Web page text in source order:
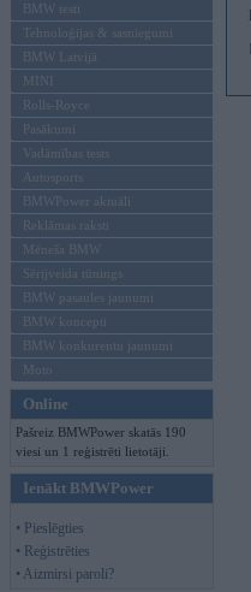
BMW testi
Tehnoloģijas & sasniegumi
BMW Latvijā
MINI
Rolls-Royce
Pasākumi
Vadāmības tests
Autosports
BMWPower aktuāli
Reklāmas raksti
Mēneša BMW
Sērijveida tūnings
BMW pasaules jaunumi
BMW koncepti
BMW konkurentu jaunumi
Moto
Online
Pašreiz BMWPower skatās 190
viesi un 1 reģistrēti lietotāji.
Ienākt BMWPower
• Pieslēgties
• Reģistrēties
• Aizmirsi paroli?